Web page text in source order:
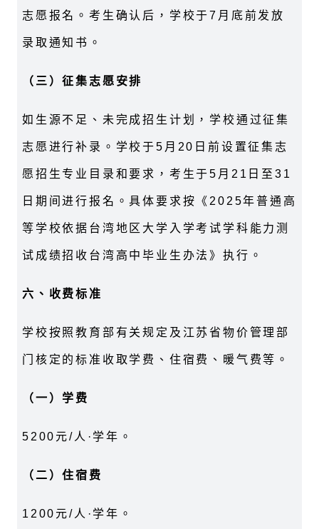
志愿报名。考生确认后，学校于7月底前发放
录取通知书。
（三）征集志愿安排
如生源不足、未完成招生计划，学校通过征集
志愿进行补录。学校于5月20日前设置征集志
愿招生专业目录和要求，考生于5月21日至31
日期间进行报名。具体要求按《2025年普通高
等学校依据台湾地区大学入学考试学科能力测
试成绩招收台湾高中毕业生办法》执行。
六、收费标准
学校按照教育部有关规定及江苏省物价管理部
门核定的标准收取学费、住宿费、暖气费等。
（一）学费
5200元/人·学年。
（二）住宿费
1200元/人·学年。